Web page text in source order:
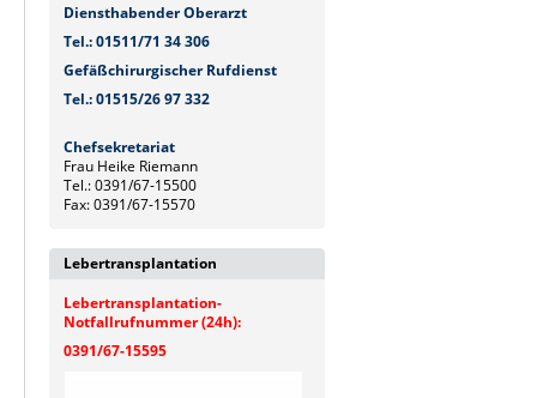
Diensthabender Oberarzt
Tel.: 01511/71 34 306
Gefäßchirurgischer Rufdienst
Tel.: 01515/26 97 332
Chefsekretariat
Frau Heike Riemann
Tel.: 0391/67-15500
Fax: 0391/67-15570
Lebertransplantation
Lebertransplantation-
Notfallrufnummer (24h):
0391/67-15595